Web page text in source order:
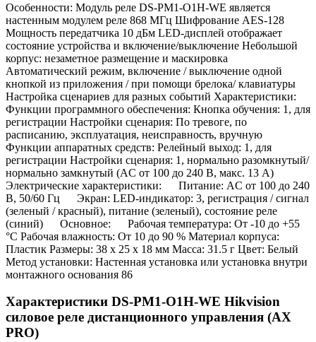
Особенности: Модуль реле DS-PM1-O1H-WE является
настенным модулем реле 868 МГц Шифрование AES-128
Мощность передатчика 10 дБм LED-дисплей отображает
состояние устройства и включение/выключение Небольшой
корпус: незаметное размещение и маскировка
Автоматический режим, включение / выключение одной
кнопкой из приложения / при помощи брелока/ клавиатуры
Настройка сценариев для разных событий Характеристики:
Функции программного обеспечения: Кнопка обучения: 1, для
регистрации Настройки сценария: По тревоге, по
расписанию, эксплуатация, неисправность, вручную
Функции аппаратных средств: Релейный выход: 1, для
регистрации Настройки сценария: 1, нормально разомкнутый/
нормально замкнутый (AC от 100 до 240 В, макс. 13 А)
Электрические характеристики: Питание: AC от 100 до 240
В, 50/60 Гц Экран: LED-индикатор: 3, регистрация / сигнал
(зеленый / красный), питание (зеленый), состояние реле
(синий) Основное: Рабочая температура: От -10 до +55
°C Рабочая влажность: От 10 до 90 % Материал корпуса:
Пластик Размеры: 38 x 25 x 18 мм Масса: 31.5 г Цвет: Белый
Метод установки: Настенная установка или установка внутри
монтажного основания 86
Характеристики DS-PM1-O1H-WE Hikvision
силовое реле дистанционного управления (AX
PRO)